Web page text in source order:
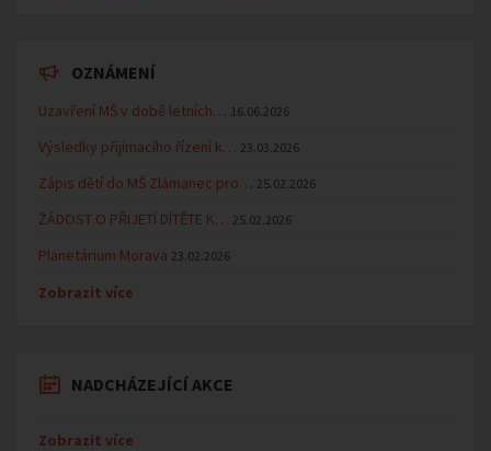
OZNÁMENÍ
Uzavření MŠ v době letních… 16.06.2026
Výsledky přijímacího řízení k… 23.03.2026
Zápis dětí do MŠ Zlámanec pro… 25.02.2026
ŽÁDOST O PŘIJETÍ DÍTĚTE K… 25.02.2026
Planetárium Morava 23.02.2026
Zobrazit více
NADCHÁZEJÍCÍ AKCE
Zobrazit více